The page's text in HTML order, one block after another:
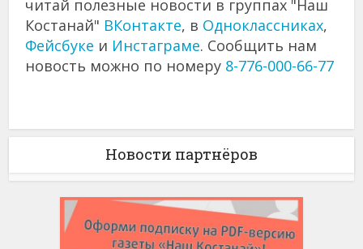
читай полезные новости в группах "Наш
Костанай" ВКонтакте, в Одноклассниках,
Фейсбуке и Инстаграме. Сообщить нам
новость можно по номеру 8-776-000-66-77
Новости партнёров